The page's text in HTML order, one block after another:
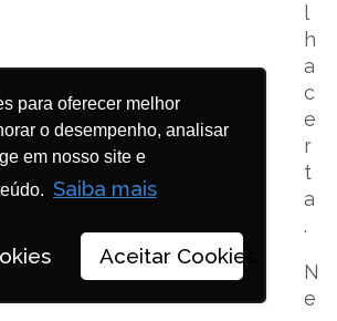
para oferecer melhor
o desempenho, analisar
em nosso site e
Saiba mais
Aceitar Cookies
l
h
a
c
e
r
t
a
.
N
e